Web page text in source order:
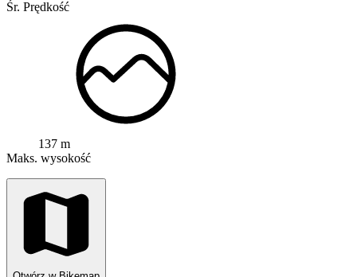
Śr. Prędkość
137 m
Maks. wysokość